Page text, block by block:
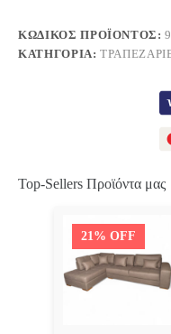
ΚΩΔΙΚΌΣ ΠΡΟΪΌΝΤΟΣ:
ΚΑΤΗΓΟΡΊΑ:
Top-Sellers Προϊόντα μας
21% OFF